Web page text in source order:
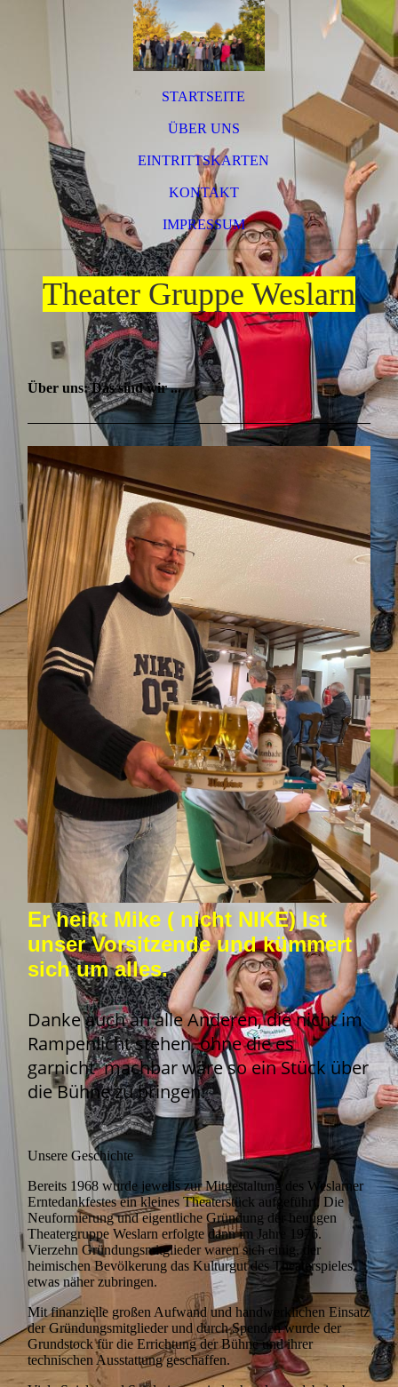
STARTSEITE
ÜBER UNS
EINTRITTSKARTEN
KONTAKT
IMPRESSUM
Theater Gruppe Weslarn
Über uns: Das sind wir ...
Er heißt Mike ( nicht NIKE) Ist
unser Vorsitzende und kümmert
sich um alles.
Danke auch an alle Anderen, die nicht im
Rampenlicht stehen, ohne die es
garnicht machbar wäre so ein Stück über
die Bühne zu bringen.
Unsere Geschichte
Bereits 1968 wurde jeweils zur Mitgestaltung des Weslarner
Erntedankfestes ein kleines Theaterstück aufgeführt. Die
Neuformierung und eigentliche Gründung der heutigen
Theatergruppe Weslarn erfolgte dann im Jahre 1976.
Vierzehn Gründungsmitglieder waren sich einig, der
heimischen Bevölkerung das Kulturgut des Theaterspieles
etwas näher zubringen.
Mit finanzielle großen Aufwand und handwerklichen Einsatz
der Gründungsmitglieder und durch Spenden wurde der
Grundstock für die Errichtung der Bühne und ihrer
technischen Ausstattung geschaffen.